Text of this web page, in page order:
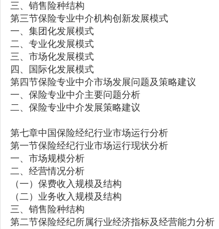
三、销售险种结构
第三节保险专业中介机构创新发展模式
一、集团化发展模式
二、专业化发展模式
三、市场化发展模式
四、国际化发展模式
第四节保险专业中介市场发展问题及策略建议
一、保险专业中介主要问题分析
二、保险专业中介发展策略建议
第七章中国保险经纪行业市场运行分析
第一节保险经纪行业市场运行现状分析
一、市场规模分析
二、经营情况分析
（一）保费收入规模及结构
（二）业务收入规模及结构
三、销售险种结构
第二节保险经纪所属行业经济指标及经营能力分析